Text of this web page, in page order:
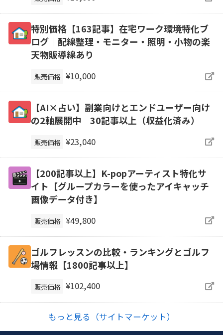
特別価格【163記事】在宅ワーク環境特化ブ
ログ｜配線整理・モニター・照明・小物の楽
天物販導線あり
販売価格 ¥10,000
【AI×占い】副業向けとエンドユーザー向け
の2軸展開中 30記事以上（収益化済み）
販売価格 ¥23,040
【200記事以上】K-popアーティスト特化サ
イト【グループカラーを使ったアイキャッチ
画像データ付き】
販売価格 ¥49,800
ゴルフレッスンの比較・ランキングとゴルフ
場情報【1800記事以上】
販売価格 ¥102,400
もっと見る（サイトマーケット）